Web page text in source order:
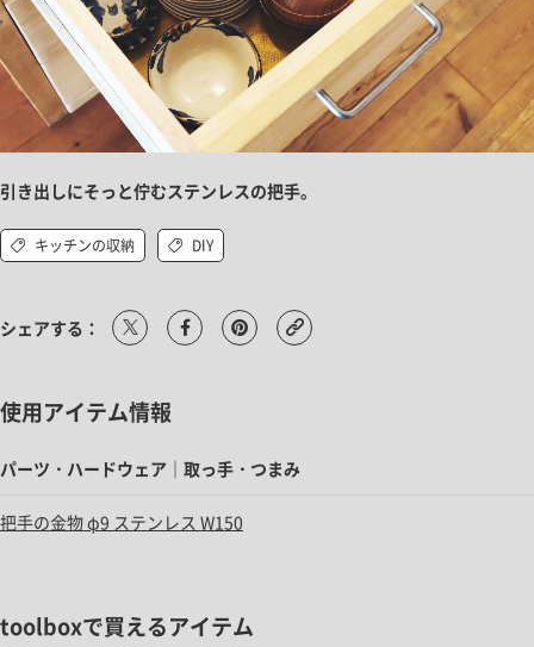
引き出しにそっと佇むステンレスの把手。
キッチンの収納 DIY
シェアする：
使用アイテム情報
パーツ・ハードウェア｜取っ手・つまみ
把手の金物 φ9 ステンレス W150
toolboxで買えるアイテム